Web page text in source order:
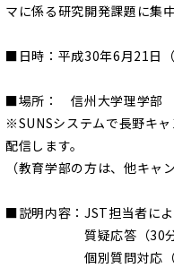
マに係る研究開発課題に集
■日時：平成30年6月21日
■場所： 信州大学理学部
※SUNSシステムで長野キ
配信します。
（教育学部の方は、他キャ
■説明内容：JST担当者に
質疑応答（30分
個別質問対応（30分